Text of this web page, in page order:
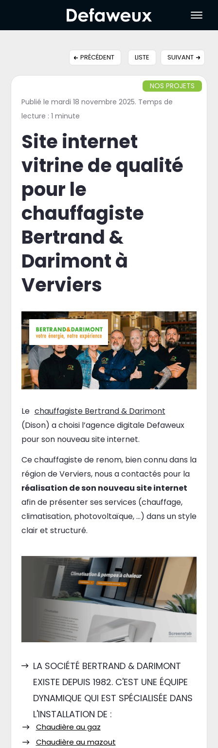
PRÉCÉDENT LISTE SUIVANT
NOS PROJETS
Publié le mardi 18 novembre 2025. Temps de
lecture : 1 minute
Site internet
vitrine de qualité
pour le
chauffagiste
Bertrand &
Darimont à
Verviers
Le chauffagiste Bertrand & Darimont
(Dison) a choisi l’agence digitale Defaweux
pour son nouveau site internet.
Ce chauffagiste de renom, bien connu dans la
région de Verviers, nous a contactés pour la
réalisation de son nouveau site internet
afin de présenter ses services (chauffage,
climatisation, photovoltaïque, …) dans un style
clair et structuré.
LA SOCIÉTÉ BERTRAND & DARIMONT
EXISTE DEPUIS 1982. C'EST UNE ÉQUIPE
DYNAMIQUE QUI EST SPÉCIALISÉE DANS
L'INSTALLATION DE :
Chaudière au gaz
Chaudière au mazout